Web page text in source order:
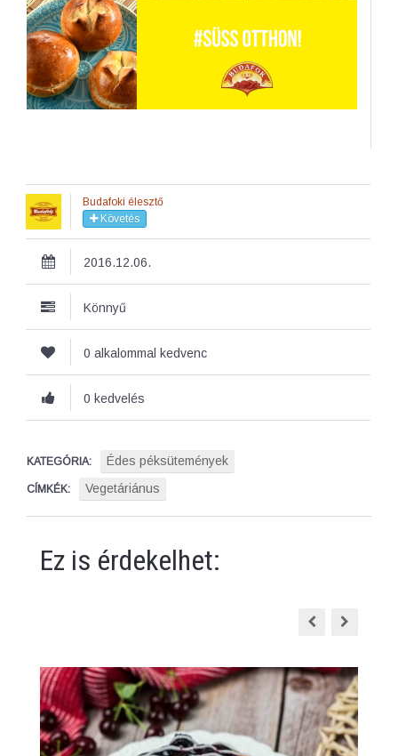
Budafoki élesztő
Követés
2016.12.06.
Könnyű
0 alkalommal kedvenc
0 kedvelés
KATEGÓRIA: Édes péksütemények
CÍMKÉK: Vegetáriánus
Ez is érdekelhet: